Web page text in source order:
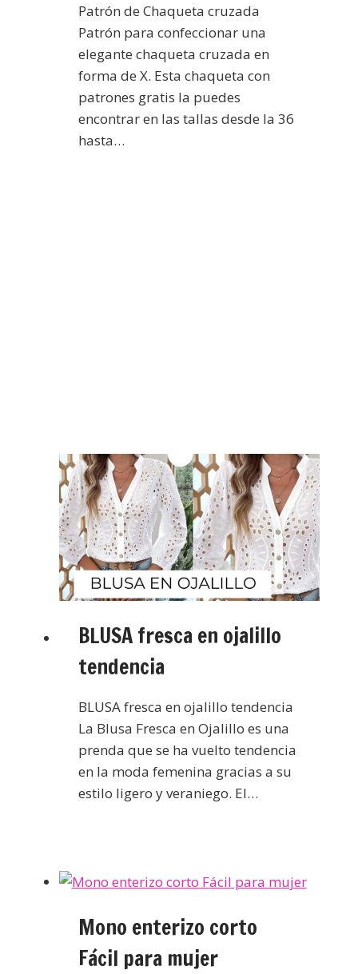
Patrón de Chaqueta cruzada
Patrón para confeccionar una
elegante chaqueta cruzada en
forma de X. Esta chaqueta con
patrones gratis la puedes
encontrar en las tallas desde la 36
hasta…
BLUSA fresca en ojalillo
tendencia
BLUSA fresca en ojalillo tendencia
La Blusa Fresca en Ojalillo es una
prenda que se ha vuelto tendencia
en la moda femenina gracias a su
estilo ligero y veraniego. El…
Mono enterizo corto
Fácil para mujer